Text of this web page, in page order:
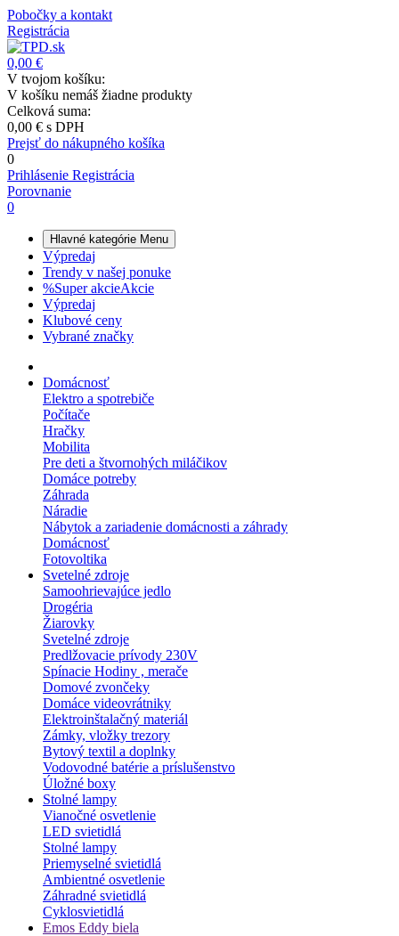
Pobočky a kontakt
Registrácia
0,00 €
V tvojom košíku:
V košíku nemáš žiadne produkty
Celková suma:
0,00 € s DPH
Prejsť do nákupného košíka
0
Prihlásenie Registrácia
Porovnanie
0
Hlavné kategórie Menu
Výpredaj
Trendy v našej ponuke
%Super akcieAkcie
Výpredaj
Klubové ceny
Vybrané značky
Domácnosť
Elektro a spotrebiče
Počítače
Hračky
Mobilita
Pre deti a štvornohých miláčikov
Domáce potreby
Záhrada
Náradie
Nábytok a zariadenie domácnosti a záhrady
Domácnosť
Fotovoltika
Svetelné zdroje
Samoohrievajúce jedlo
Drogéria
Žiarovky
Svetelné zdroje
Predlžovacie prívody 230V
Spínacie Hodiny , merače
Domové zvončeky
Domáce videovrátniky
Elektroinštalačný materiál
Zámky, vložky trezory
Bytový textil a doplnky
Vodovodné batérie a príslušenstvo
Úložné boxy
Stolné lampy
Vianočné osvetlenie
LED svietidlá
Stolné lampy
Priemyselné svietidlá
Ambientné osvetlenie
Záhradné svietidlá
Cyklosvietidlá
Emos Eddy biela